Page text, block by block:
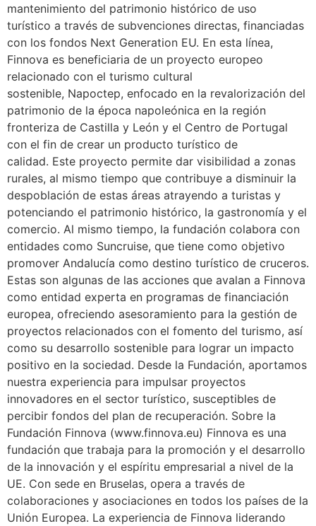
mantenimiento del patrimonio histórico de uso
turístico a través de subvenciones directas, financiadas
con los fondos Next Generation EU. En esta línea,
Finnova es beneficiaria de un proyecto europeo
relacionado con el turismo cultural
sostenible, Napoctep, enfocado en la revalorización del
patrimonio de la época napoleónica en la región
fronteriza de Castilla y León y el Centro de Portugal
con el fin de crear un producto turístico de
calidad. Este proyecto permite dar visibilidad a zonas
rurales, al mismo tiempo que contribuye a disminuir la
despoblación de estas áreas atrayendo a turistas y
potenciando el patrimonio histórico, la gastronomía y el
comercio. Al mismo tiempo, la fundación colabora con
entidades como Suncruise, que tiene como objetivo
promover Andalucía como destino turístico de cruceros.
Estas son algunas de las acciones que avalan a Finnova
como entidad experta en programas de financiación
europea, ofreciendo asesoramiento para la gestión de
proyectos relacionados con el fomento del turismo, así
como su desarrollo sostenible para lograr un impacto
positivo en la sociedad. Desde la Fundación, aportamos
nuestra experiencia para impulsar proyectos
innovadores en el sector turístico, susceptibles de
percibir fondos del plan de recuperación. Sobre la
Fundación Finnova (www.finnova.eu) Finnova es una
fundación que trabaja para la promoción y el desarrollo
de la innovación y el espíritu empresarial a nivel de la
UE. Con sede en Bruselas, opera a través de
colaboraciones y asociaciones en todos los países de la
Unión Europea. La experiencia de Finnova liderando